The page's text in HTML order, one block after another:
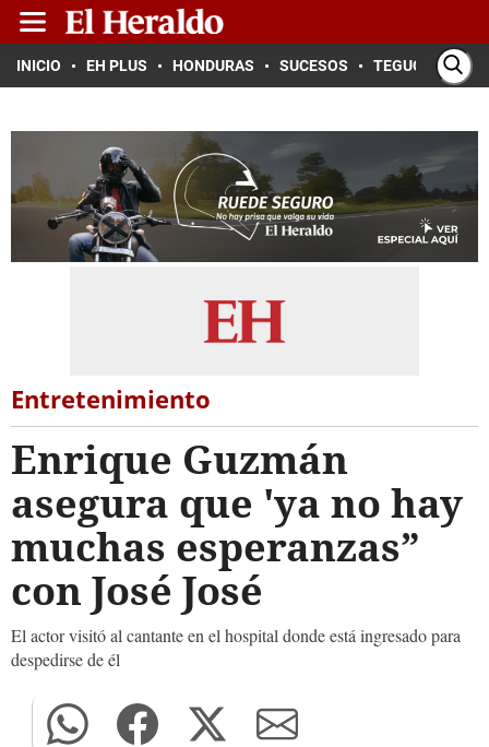
INICIO EH PLUS HONDURAS SUCESOS TEGUCIGALPA
Entretenimiento
Enrique Guzmán
asegura que 'ya no hay
muchas esperanzas”
con José José
El actor visitó al cantante en el hospital donde está ingresado para
despedirse de él